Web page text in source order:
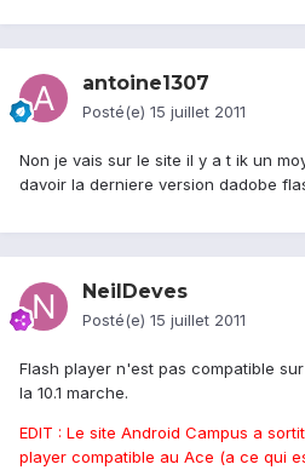
antoine1307
Posté(e) 15 juillet 2011
Non je vais sur le site il y a t ik un
davoir la derniere version dadobe
NeilDeves
Posté(e) 15 juillet 2011
Flash player n'est pas compatible
la 10.1 marche.
EDIT : Le site Android Campus a
player compatible au Ace (a ce qui